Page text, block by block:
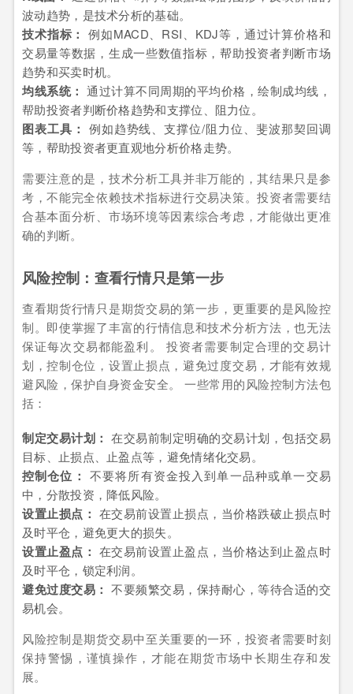
波动趋势，是技术分析的基础。
技术指标： 例如MACD、RSI、KDJ等，通过计算价格和
交易量等数据，生成一些数值指标，帮助投资者判断市场
趋势和买卖时机。
均线系统： 通过计算不同周期的平均价格，绘制成均线，
帮助投资者判断价格趋势和支撑位、阻力位。
图表工具： 例如趋势线、支撑位/阻力位、斐波那契回调
等，帮助投资者更直观地分析价格走势。
需要注意的是，技术分析工具并非万能的，其结果只是参
考，不能完全依赖技术指标进行交易决策。投资者需要结
合基本面分析、市场环境等因素综合考虑，才能做出更准
确的判断。
风险控制：查看行情只是第一步
查看期货行情只是期货交易的第一步，更重要的是风险控
制。即使掌握了丰富的行情信息和技术分析方法，也无法
保证每次交易都能盈利。 投资者需要制定合理的交易计
划，控制仓位，设置止损点，避免过度交易，才能有效规
避风险，保护自身资金安全。 一些常用的风险控制方法包
括：
制定交易计划： 在交易前制定明确的交易计划，包括交易
目标、止损点、止盈点等，避免情绪化交易。
控制仓位： 不要将所有资金投入到单一品种或单一交易
中，分散投资，降低风险。
设置止损点： 在交易前设置止损点，当价格跌破止损点时
及时平仓，避免更大的损失。
设置止盈点： 在交易前设置止盈点，当价格达到止盈点时
及时平仓，锁定利润。
避免过度交易： 不要频繁交易，保持耐心，等待合适的交
易机会。
风险控制是期货交易中至关重要的一环，投资者需要时刻
保持警惕，谨慎操作，才能在期货市场中长期生存和发
展。